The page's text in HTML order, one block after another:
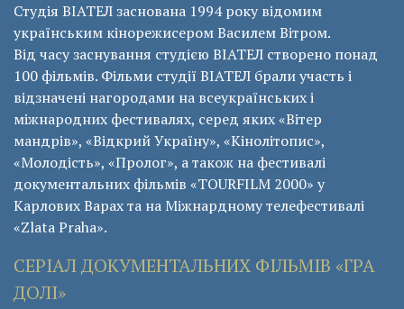
Студія ВІАТЕЛ заснована 1994 року відомим
українським кінорежисером Василем Вітром.
Від часу заснування студією ВІАТЕЛ створено понад
100 фільмів. Фільми студії ВІАТЕЛ брали участь і
відзначені нагородами на всеукраїнських і
міжнародних фестивалях, серед яких «Вітер
мандрів», «Відкрий Україну», «Кінолітопис»,
«Молодість», «Пролог», а також на фестивалі
документальних фільмів «ТОURFILM 2000» у
Карлових Варах та на Міжнардному телефестивалі
«Zlata Praha».
СЕРІАЛ ДОКУМЕНТАЛЬНИХ ФІЛЬМІВ «ГРА
ДОЛІ»